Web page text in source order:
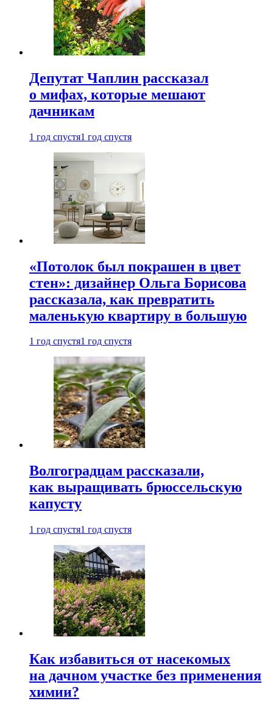
Депутат Чаплин рассказал
о мифах, которые мешают
дачникам
1 год спустя1 год спустя
«Потолок был покрашен в цвет
стен»: дизайнер Ольга Борисова
рассказала, как превратить
маленькую квартиру в большую
1 год спустя1 год спустя
Волгоградцам рассказали,
как выращивать брюссельскую
капусту
1 год спустя1 год спустя
Как избавиться от насекомых
на дачном участке без применения
химии?